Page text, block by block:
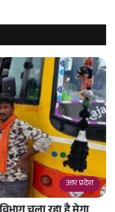
उत्तर प्रदेश